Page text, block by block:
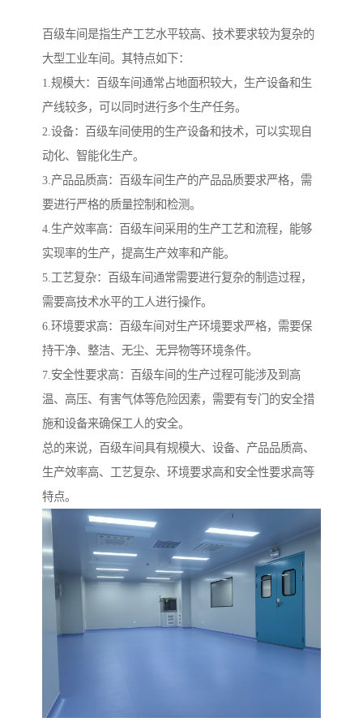
百级车间是指生产工艺水平较高、技术要求较为复杂的
大型工业车间。其特点如下：
1.规模大：百级车间通常占地面积较大，生产设备和生
产线较多，可以同时进行多个生产任务。
2.设备：百级车间使用的生产设备和技术，可以实现自
动化、智能化生产。
3.产品品质高：百级车间生产的产品品质要求严格，需
要进行严格的质量控制和检测。
4.生产效率高：百级车间采用的生产工艺和流程，能够
实现率的生产，提高生产效率和产能。
5.工艺复杂：百级车间通常需要进行复杂的制造过程，
需要高技术水平的工人进行操作。
6.环境要求高：百级车间对生产环境要求严格，需要保
持干净、整洁、无尘、无异物等环境条件。
7.安全性要求高：百级车间的生产过程可能涉及到高
温、高压、有害气体等危险因素，需要有专门的安全措
施和设备来确保工人的安全。
总的来说，百级车间具有规模大、设备、产品品质高、
生产效率高、工艺复杂、环境要求高和安全性要求高等
特点。